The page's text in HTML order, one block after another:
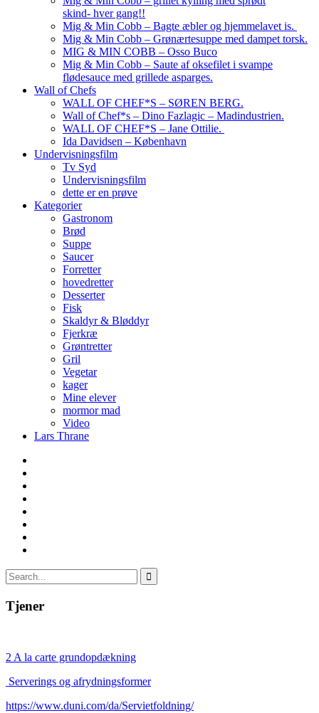
skind- hver gang!!
Mig & Min Cobb – Bagte æbler og hjemmelavet is.
Mig & Min Cobb – Grønærtesuppe med dampet torsk.
MIG & MIN COBB – Osso Buco
Mig & Min Cobb – Saute af oksefilet i svampe
flødesauce med grillede asparges.
Wall of Chefs
WALL OF CHEF*S – SØREN BERG.
Wall of Chef*s – Dino Fazlagic – Madindustrien.
WALL OF CHEF*S – Jane Ottilie.
Ida Davidsen – København
Undervisningsfilm
Tv Syd
Undervisningsfilm
dette er en prøve
Kategorier
Gastronom
Brød
Suppe
Saucer
Forretter
hovedretter
Desserter
Fisk
Skaldyr & Bløddyr
Fjerkræ
Grøntretter
Gril
Vegetar
kager
Mine elever
mormor mad
Video
Lars Thrane
Tjener
2 A la carte grundopdækning
Serverings og afrydningsformer
https://www.duni.com/da/Servietfoldning/